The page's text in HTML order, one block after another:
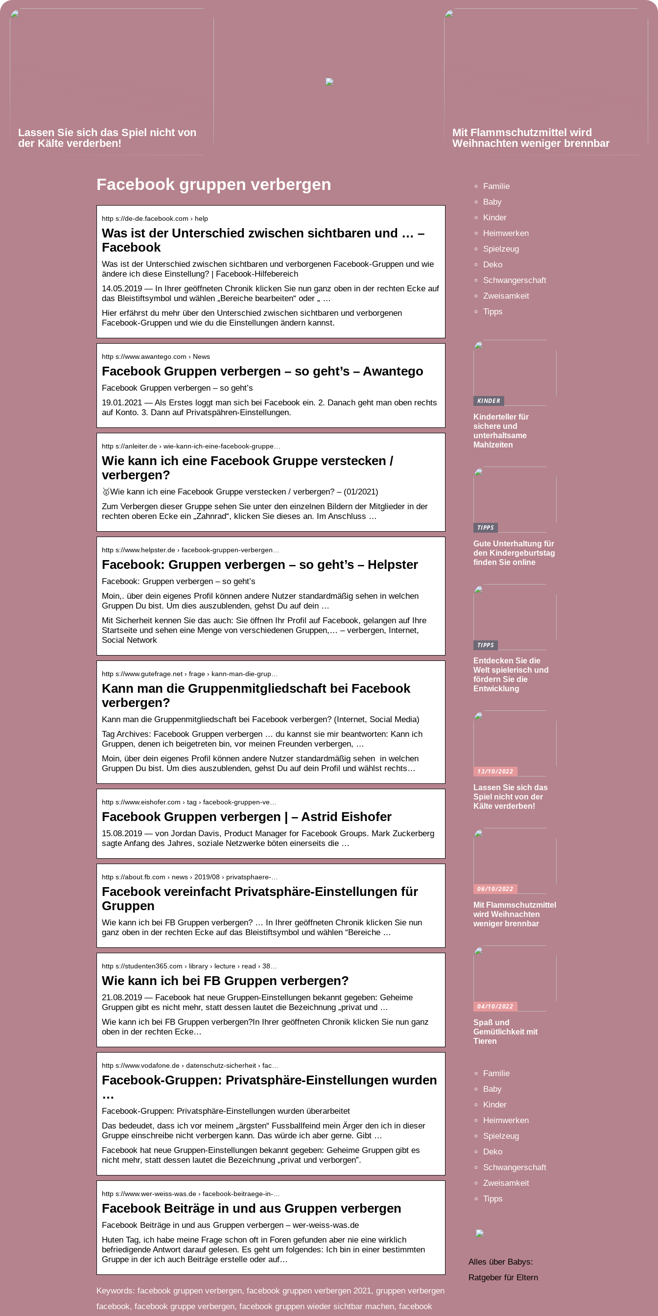
Lassen Sie sich das Spiel nicht von
der Kälte verderben!
Mit Flammschutzmittel wird
Weihnachten weniger brennbar
Facebook gruppen verbergen
http s://de-de.facebook.com › help
Was ist der Unterschied zwischen sichtbaren und … –
Facebook
Was ist der Unterschied zwischen sichtbaren und verborgenen Facebook-Gruppen und wie
ändere ich diese Einstellung? | Facebook-Hilfebereich
14.05.2019 — In Ihrer geöffneten Chronik klicken Sie nun ganz oben in der rechten Ecke auf
das Bleistiftsymbol und wählen „Bereiche bearbeiten“ oder „ …
Hier erfährst du mehr über den Unterschied zwischen sichtbaren und verborgenen
Facebook-Gruppen und wie du die Einstellungen ändern kannst.
http s://www.awantego.com › News
Facebook Gruppen verbergen – so geht’s – Awantego
Facebook Gruppen verbergen – so geht’s
19.01.2021 — Als Erstes loggt man sich bei Facebook ein. 2. Danach geht man oben rechts
auf Konto. 3. Dann auf Privatspähren-Einstellungen.
http s://anleiter.de › wie-kann-ich-eine-facebook-gruppe…
Wie kann ich eine Facebook Gruppe verstecken /
verbergen?
🥇Wie kann ich eine Facebook Gruppe verstecken / verbergen? – (01/2021)
Zum Verbergen dieser Gruppe sehen Sie unter den einzelnen Bildern der Mitglieder in der
rechten oberen Ecke ein „Zahnrad“, klicken Sie dieses an. Im Anschluss …
http s://www.helpster.de › facebook-gruppen-verbergen…
Facebook: Gruppen verbergen – so geht’s – Helpster
Facebook: Gruppen verbergen – so geht’s
Moin,. über dein eigenes Profil können andere Nutzer standardmäßig sehen in welchen
Gruppen Du bist. Um dies auszublenden, gehst Du auf dein …
Mit Sicherheit kennen Sie das auch: Sie öffnen Ihr Profil auf Facebook, gelangen auf Ihre
Startseite und sehen eine Menge von verschiedenen Gruppen,… – verbergen, Internet,
Social Network
http s://www.gutefrage.net › frage › kann-man-die-grup…
Kann man die Gruppenmitgliedschaft bei Facebook
verbergen?
Kann man die Gruppenmitgliedschaft bei Facebook verbergen? (Internet, Social Media)
Tag Archives: Facebook Gruppen verbergen … du kannst sie mir beantworten: Kann ich
Gruppen, denen ich beigetreten bin, vor meinen Freunden verbergen, …
Moin, über dein eigenes Profil können andere Nutzer standardmäßig sehen in welchen
Gruppen Du bist. Um dies auszublenden, gehst Du auf dein Profil und wählst rechts…
http s://www.eishofer.com › tag › facebook-gruppen-ve…
Facebook Gruppen verbergen | – Astrid Eishofer
15.08.2019 — von Jordan Davis, Product Manager for Facebook Groups. Mark Zuckerberg
sagte Anfang des Jahres, soziale Netzwerke böten einerseits die …
http s://about.fb.com › news › 2019/08 › privatsphaere-…
Facebook vereinfacht Privatsphäre-Einstellungen für
Gruppen
Wie kann ich bei FB Gruppen verbergen? … In Ihrer geöffneten Chronik klicken Sie nun
ganz oben in der rechten Ecke auf das Bleistiftsymbol und wählen “Bereiche …
http s://studenten365.com › library › lecture › read › 38…
Wie kann ich bei FB Gruppen verbergen?
21.08.2019 — Facebook hat neue Gruppen-Einstellungen bekannt gegeben: Geheime
Gruppen gibt es nicht mehr, statt dessen lautet die Bezeichnung „privat und …
Wie kann ich bei FB Gruppen verbergen?In Ihrer geöffneten Chronik klicken Sie nun ganz
oben in der rechten Ecke…
http s://www.vodafone.de › datenschutz-sicherheit › fac…
Facebook-Gruppen: Privatsphäre-Einstellungen wurden
…
Facebook-Gruppen: Privatsphäre-Einstellungen wurden überarbeitet
Das bedeudet, dass ich vor meinem „ärgsten“ Fussballfeind mein Ärger den ich in dieser
Gruppe einschreibe nicht verbergen kann. Das würde ich aber gerne. Gibt …
Facebook hat neue Gruppen-Einstellungen bekannt gegeben: Geheime Gruppen gibt es
nicht mehr, statt dessen lautet die Bezeichnung „privat und verborgen”.
http s://www.wer-weiss-was.de › facebook-beitraege-in-…
Facebook Beiträge in und aus Gruppen verbergen
Facebook Beiträge in und aus Gruppen verbergen – wer-weiss-was.de
Huten Tag, ich habe meine Frage schon oft in Foren gefunden aber nie eine wirklich
befriedigende Antwort darauf gelesen. Es geht um folgendes: Ich bin in einer bestimmten
Gruppe in der ich auch Beiträge erstelle oder auf…
Keywords: facebook gruppen verbergen, facebook gruppen verbergen 2021, gruppen verbergen
facebook, facebook gruppe verbergen, facebook gruppen wieder sichtbar machen, facebook
Familie
Baby
Kinder
Heimwerken
Spielzeug
Deko
Schwangerschaft
Zweisamkeit
Tipps
KINDER
Kinderteller für
sichere und
unterhaltsame
Mahlzeiten
TIPPS
Gute Unterhaltung für
den Kindergeburtstag
finden Sie online
TIPPS
Entdecken Sie die
Welt spielerisch und
fördern Sie die
Entwicklung
13/10/2022
Lassen Sie sich das
Spiel nicht von der
Kälte verderben!
06/10/2022
Mit Flammschutzmittel
wird Weihnachten
weniger brennbar
04/10/2022
Spaß und
Gemütlichkeit mit
Tieren
Familie
Baby
Kinder
Heimwerken
Spielzeug
Deko
Schwangerschaft
Zweisamkeit
Tipps
Alles über Babys:
Ratgeber für Eltern